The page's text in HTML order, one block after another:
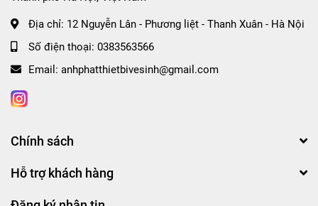
đa 1h59 phút)
Giúp nấu ăn chính xác – không lo cháy khét – đặc biệt tiện
khi nấu nhiều món cùng lúc.
châu Âu
Chefs EH-DIH896 trang bị đầy đủ tính năng an toàn cao
cấp:
Địa chỉ: 12 Nguyễn Lân - Phương liệt - Thanh Xuân - Hà Nội
Số điện thoại: 0383563566
Email: anhphatthietbivesinh@gmail.com
Chính sách
Hỗ trợ khách hàng